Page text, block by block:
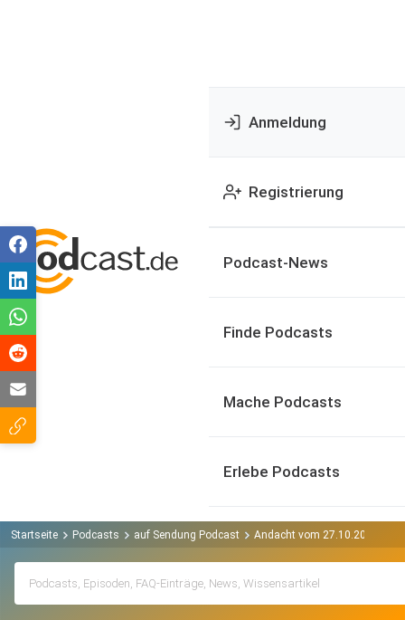
Anmeldung
Registrierung
Podcast-News
Finde Podcasts
Mache Podcasts
Erlebe Podcasts
Startseite Podcasts auf Sendung Podcast Andacht vom 27.10.2025